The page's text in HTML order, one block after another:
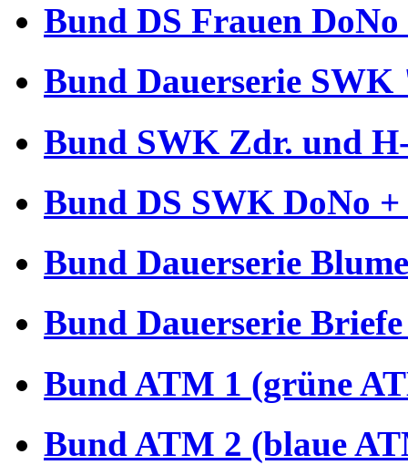
Bund DS Frauen
Bund Dauerserie
Bund SWK Zdr. und
Bund DS SWK DoNo +
Bund Dauerserie
Bund Dauerserie
Bund ATM 1 (grüne
Bund ATM 2 (blaue